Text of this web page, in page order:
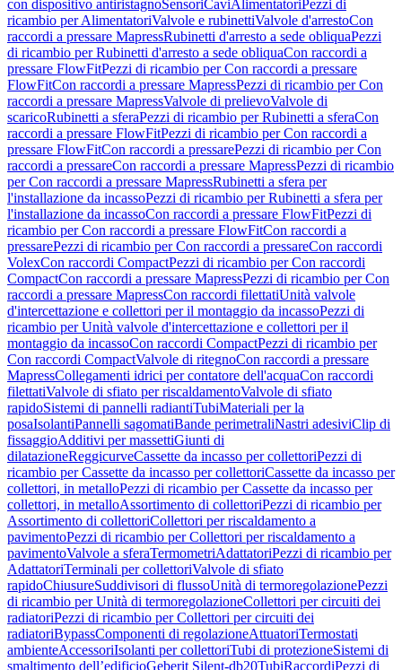
con dispositivo antiristagnoSensoriCaviAlimentatori Pezzi di
ricambio per AlimentatoriValvole e rubinettiValvole d'arrestoCon
raccordi a pressare MapressRubinetti d'arresto a sede obliquaPezzi
di ricambio per Rubinetti d'arresto a sede obliquaCon raccordi a
pressare FlowFitPezzi di ricambio per Con raccordi a pressare
FlowFitCon raccordi a pressare MapressPezzi di ricambio per Con
raccordi a pressare MapressValvole di prelievoValvole di
scaricoRubinetti a sferaPezzi di ricambio per Rubinetti a sferaCon
raccordi a pressare FlowFitPezzi di ricambio per Con raccordi a
pressare FlowFitCon raccordi a pressarePezzi di ricambio per Con
raccordi a pressareCon raccordi a pressare MapressPezzi di ricambio
per Con raccordi a pressare MapressRubinetti a sfera per
l'installazione da incassoPezzi di ricambio per Rubinetti a sfera per
l'installazione da incassoCon raccordi a pressare FlowFitPezzi di
ricambio per Con raccordi a pressare FlowFitCon raccordi a
pressarePezzi di ricambio per Con raccordi a pressareCon raccordi
VolexCon raccordi CompactPezzi di ricambio per Con raccordi
CompactCon raccordi a pressare MapressPezzi di ricambio per Con
raccordi a pressare MapressCon raccordi filettatiUnità valvole
d'intercettazione e collettori per il montaggio da incassoPezzi di
ricambio per Unità valvole d'intercettazione e collettori per il
montaggio da incassoCon raccordi CompactPezzi di ricambio per
Con raccordi CompactValvole di ritegnoCon raccordi a pressare
MapressCollegamenti idrici per contatore dell'acquaCon raccordi
filettatiValvole di sfiato per riscaldamentoValvole di sfiato
rapidoSistemi di pannelli radiantiTubiMateriali per la
posaIsolantiPannelli sagomatiBande perimetraliNastri adesiviClip di
fissaggioAdditivi per massettiGiunti di
dilatazioneReggicurveCassette da incasso per collettoriPezzi di
ricambio per Cassette da incasso per collettoriCassette da incasso per
collettori, in metalloPezzi di ricambio per Cassette da incasso per
collettori, in metalloAssortimento di collettoriPezzi di ricambio per
Assortimento di collettoriCollettori per riscaldamento a
pavimentoPezzi di ricambio per Collettori per riscaldamento a
pavimentoValvole a sferaTermometriAdattatoriPezzi di ricambio per
AdattatoriTerminali per collettoriValvole di sfiato
rapidoChiusureSuddivisori di flussoUnità di termoregolazionePezzi
di ricambio per Unità di termoregolazioneCollettori per circuiti dei
radiatoriPezzi di ricambio per Collettori per circuiti dei
radiatoriBypassComponenti di regolazioneAttuatoriTermostati
ambienteAccessoriIsolanti per collettoriTubi di protezioneSistemi di
smaltimento dell’edificioGeberit Silent-db20TubiRaccordiPezzi di